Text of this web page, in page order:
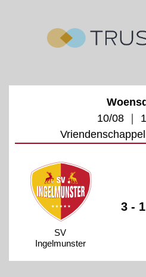
10/08 ｜
SV
Ingelmunster
3 - 1